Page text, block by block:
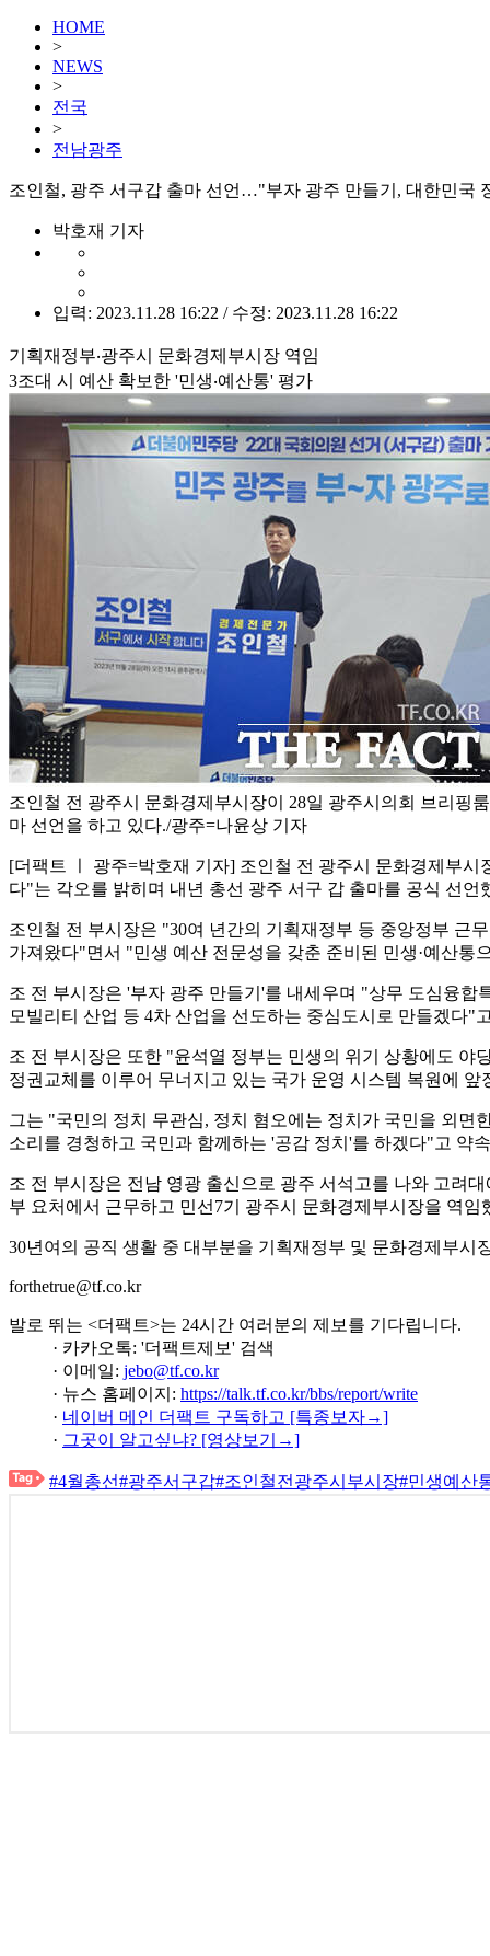
HOME
>
NEWS
>
전국
>
전남광주
조인철, 광주 서구갑 출마 선언…"부자 광주 만들기, 대한민국
박호재 기자
입력: 2023.11.28 16:22 / 수정: 2023.11.28 16:22
기획재정부‧광주시 문화경제부시장 역임
3조대 시 예산 확보한 '민생‧예산통' 평가
조인철 전 광주시 문화경제부시장이 28일 광주시의회 브리핑
마 선언을 하고 있다./광주=나윤상 기자
[더팩트 ㅣ 광주=박호재 기자] 조인철 전 광주시 문화경제부
다"는 각오를 밝히며 내년 총선 광주 서구 갑 출마를 공식 선언
조인철 전 부시장은 "30여 년간의 기획재정부 등 중앙정부 근
가져왔다"면서 "민생 예산 전문성을 갖춘 준비된 민생·예산
조 전 부시장은 '부자 광주 만들기'를 내세우며 "상무 도심융
모빌리티 산업 등 4차 산업을 선도하는 중심도시로 만들겠다"
조 전 부시장은 또한 "윤석열 정부는 민생의 위기 상황에도
정권교체를 이루어 무너지고 있는 국가 운영 시스템 복원에 앞
그는 "국민의 정치 무관심, 정치 혐오에는 정치가 국민을 외
소리를 경청하고 국민과 함께하는 '공감 정치'를 하겠다"고 약
조 전 부시장은 전남 영광 출신으로 광주 서석고를 나와 고려
부 요처에서 근무하고 민선7기 광주시 문화경제부시장을 역임
30년여의 공직 생활 중 대부분을 기획재정부 및 문화경제부
forthetrue@tf.co.kr
발로 뛰는 <더팩트>는 24시간 여러분의 제보를 기다립니다.
· 카카오톡: '더팩트제보' 검색
· 이메일: jebo@tf.co.kr
· 뉴스 홈페이지: https://talk.tf.co.kr/bbs/report/write
· 네이버 메인 더팩트 구독하고 [특종보자→]
· 그곳이 알고싶냐? [영상보기→]
#4월총선#광주서구갑#조인철전광주시부시장#민생예산